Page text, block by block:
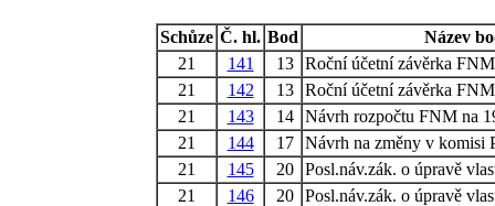
Schůze Č. hl. Bod
Název
21
141 13 Roční účetní závěrka
21
142 13 Roční účetní závěrka
21
143 14 Návrh rozpočtu FNM na
21
144 17 Návrh na změny v komisi
21
145 20 Posl.náv.zák. o úpravě
21
146 20 Posl.náv.zák. o úpravě